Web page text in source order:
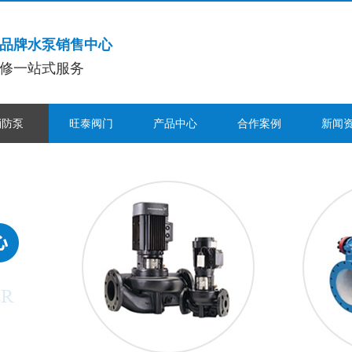
牌水泵销售中心
一站式服务
泵 旺泰阀门 产品中心 合作案例 新闻